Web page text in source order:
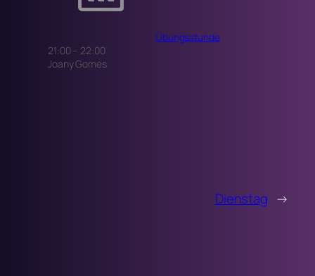
Übungsstunde
21:00– 22:00
Joany Gomes
Dienstag →